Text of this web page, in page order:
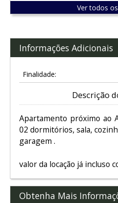
Ver todos
Informações Adicionais
Finalidade:
Descrição
Apartamento próximo ao
02 dormitórios, sala,
garagem .
valor da locação já incluso
Obtenha Mais